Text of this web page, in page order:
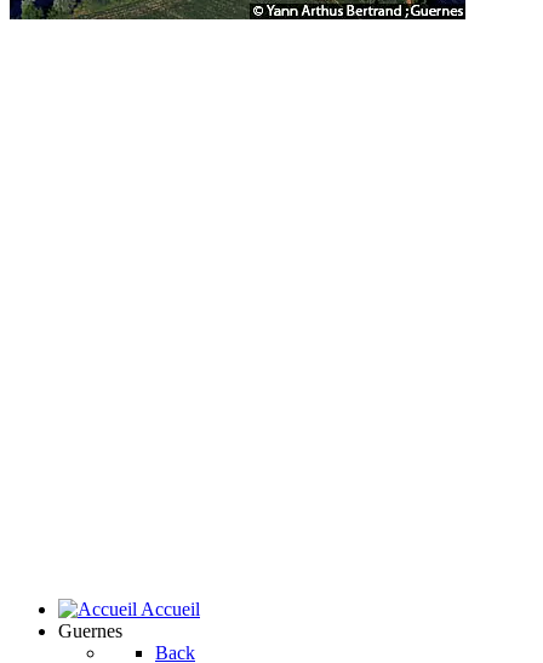
Accueil
Guernes
Back